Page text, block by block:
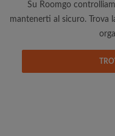
Ho letto, compreso
Politica
aggiornamenti via e-
Su Roomgo
mantenerti al sicuro. Trova